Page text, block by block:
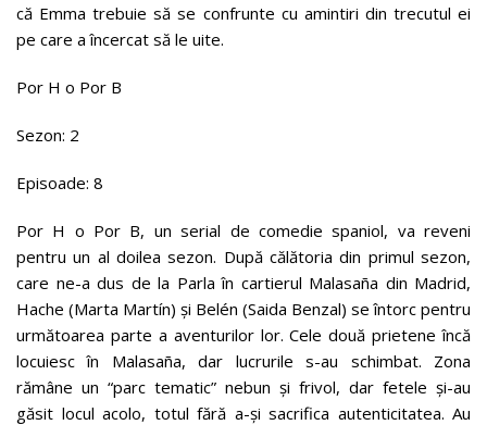
că Emma trebuie să se confrunte cu amintiri din trecutul ei
pe care a încercat să le uite.
Por H o Por B
Sezon: 2
Episoade: 8
Por H o Por B, un serial de comedie spaniol, va reveni
pentru un al doilea sezon. După călătoria din primul sezon,
care ne-a dus de la Parla în cartierul Malasaña din Madrid,
Hache (Marta Martín) și Belén (Saida Benzal) se întorc pentru
următoarea parte a aventurilor lor. Cele două prietene încă
locuiesc în Malasaña, dar lucrurile s-au schimbat. Zona
rămâne un “parc tematic” nebun și frivol, dar fetele și-au
găsit locul acolo, totul fără a-și sacrifica autenticitatea. Au